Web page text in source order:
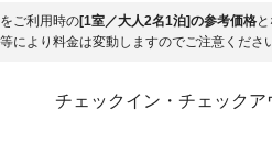
ご利用時の[1室／大人2名1泊]の参考価格
により料金は変動しますのでご注意くださ
チェックイン・チェック